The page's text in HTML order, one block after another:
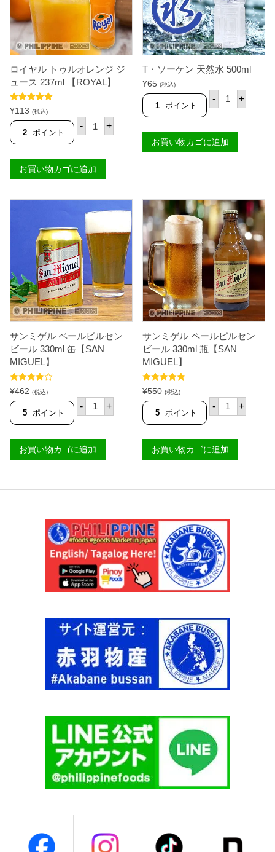
ィ
ズ
パ
ル
プ
ス
リ
2
l
【
T
S
O
】
個
ラ
ジ
1
0
m
【
E
S
T
ロイヤル トゥルオレンジ ジ
ュース 237ml 【ROYAL】
5段階中5.00
の評価
¥113 (税込)
2 ポイント
- ロ
イ
ト
ゥ
ル
レ
ン
ジ
ジ
ュ
ー
ス
2
7
m
l
【
O
Y
+
お買い物カゴに追加
T・ソーケン 天然水 500ml
¥65 (税込)
1 ポイント
- T
・
ケ
ン
天
0
m
l
個
+
お買い物カゴに追加
サンミゲル ペールピルセン
ビール 330ml 缶【SAN
MIGUEL】
5段階中
4.50の評価
¥462 (税込)
5 ポイント
- サ
ン
ル
ペ
ー
ル
ビ
ー
ル
3
3
0
m
l
S
A
N
M
I
G
U
E
個
+
お買い物カゴに追加
サンミゲル ペールピルセン
ビール 330ml 瓶【SAN
MIGUEL】
5段階中5.00
の評価
¥550 (税込)
5 ポイント
- サ
ン
ル
ペ
ー
ル
ビ
ル
3
3
0
m
l
S
N
M
I
G
E
個
+
お買い物カゴに追加